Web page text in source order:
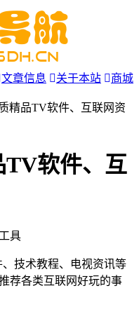
文章信息 关于本站 商城
精品TV软件、互联网资
TV软件、互
具
技术教程、电视资讯等
荐各类互联网好玩的事